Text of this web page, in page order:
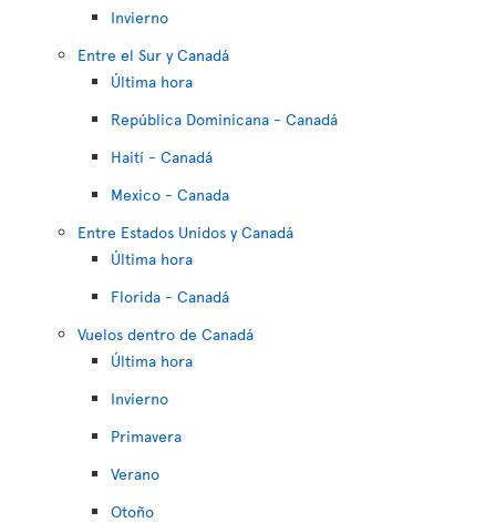
Invierno
Entre el Sur y Canadá
Última hora
República Dominicana - Canadá
Haití - Canadá
Mexico - Canada
Entre Estados Unidos y Canadá
Última hora
Florida - Canadá
Vuelos dentro de Canadá
Última hora
Invierno
Primavera
Verano
Otoño